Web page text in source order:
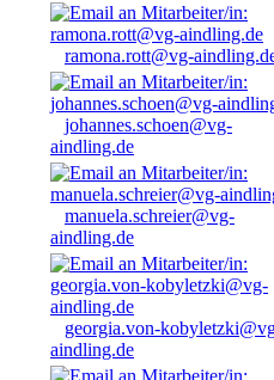
ramona.rott@vg-
johannes.schoen@vg-
aindling.de
manuela.schreier@vg-
aindling.de
georgia.von-
aindling.de